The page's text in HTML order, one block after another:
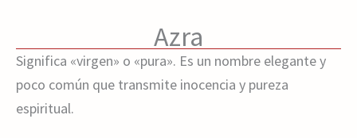
Azra
Significa «virgen» o «pura». Es un nombre elegante y
poco común que transmite inocencia y pureza
espiritual.